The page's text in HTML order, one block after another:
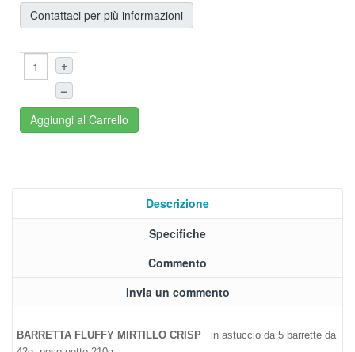
Contattaci per più informazioni
+
–
Aggiungi al Carrello
Descrizione
Specifiche
Commento
Invia un commento
BARRETTA FLUFFY MIRTILLO CRISP
in astuccio da 5 barrette da